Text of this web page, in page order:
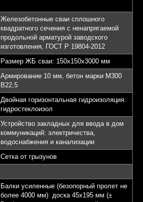
Железобетонные сваи сплошного
квадратного сечения с ненапрягаемой
продольной арматурой заводского
изготовления, ГОСТ Р 19804-2012
Размер ЖБ сваи: 150х150х3000 мм
Армирование 10 мм, бетон марки М300
B22,5
Двойная горизонтальная гидроизоляция:
гидростеклоизол
Устройство закладных для ввода в дом
коммуникаций: электричества,
водоснабжения и канализации
Сетка от грызунов
Балки усиленные (безопорный пролет не
более 4000 мм): доска 45х195 мм (±